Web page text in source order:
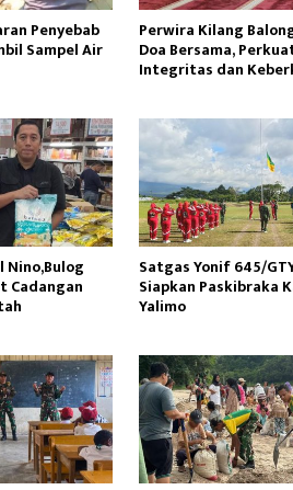
Penyebab
Sampel Air
Perwira Kilang
Doa Bersama,
Integritas dan
Nino,Bulog
Cadangan
Satgas Yonif 645/
Siapkan Paskibraka
Yalimo